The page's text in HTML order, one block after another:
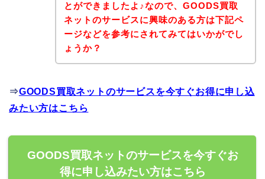
とができましたよ♪なので、GOODS買取
ネットのサービスに興味のある方は下記ペ
ージなどを参考にされてみてはいかがでし
ょうか？
⇒GOODS買取ネットのサービスを今すぐお得に申し込
みたい方はこちら
GOODS買取ネットのサービスを今すぐお
得に申し込みたい方はこちら